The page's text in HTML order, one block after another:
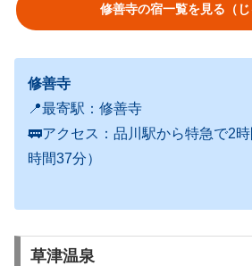
修善寺の宿一覧を見る（じ
修善寺
📍最寄駅：修善寺
🚃アクセス：品川駅から特急で2
時間37分）
草津温泉